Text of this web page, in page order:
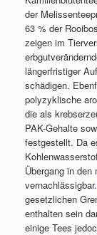
der
63 % der
zeigen im
längerfristiger
schädigen.
polyzyklische
die als
PAK-Gehalte
festgestellt. Da
Übergang in den
vernachlässigbar.
gesetzlichen
enthalten sein
einige Tees